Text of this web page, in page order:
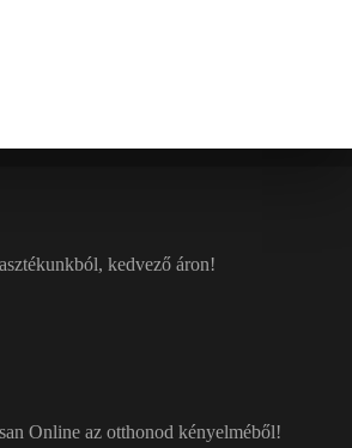
kedvező áron!
Online az otthonod kényelméből!